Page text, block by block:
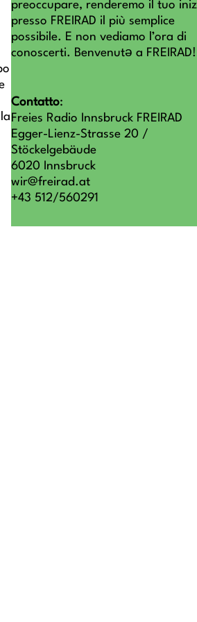
preoccupare, renderemo il tuo
presso FREIRAD il più semplice
possibile. E non vediamo l’ora di
conoscerti. Benvenutə a FREIRAD!
Contatto:
Freies Radio Innsbruck
Egger-Lienz-Strasse 20 /
Stöckelgebäude
6020 Innsbruck
wir@freirad.at
+43 512/560291